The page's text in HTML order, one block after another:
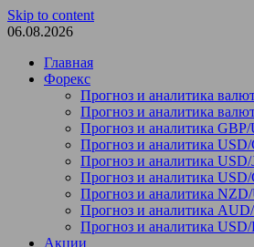
Skip to content
06.08.2026
Главная
Форекс
Прогноз и аналитика
Прогноз и аналитика
Прогноз и аналитика
Прогноз и аналитика
Прогноз и аналитика USD/
Прогноз и аналитика
Прогноз и аналитика
Прогноз и аналитика
Прогноз и аналитика
Акции